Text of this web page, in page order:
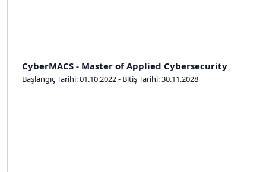
CyberMACS - Master of Applied Cybersecurity
Başlangıç Tarihi: 01.10.2022 - Bitiş Tarihi: 30.11.2028